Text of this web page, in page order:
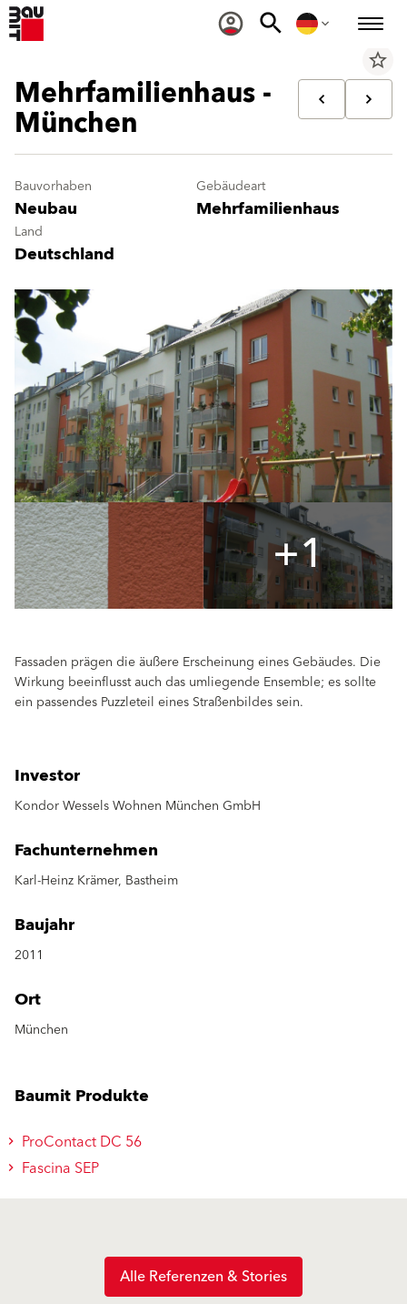
star_border
Mehrfamilienhaus -
München
Bauvorhaben
Neubau
Gebäudeart
Mehrfamilienhaus
Land
Deutschland
+1
Fassaden prägen die äußere Erscheinung eines Gebäudes. Die
Wirkung beeinflusst auch das umliegende Ensemble; es sollte
ein passendes Puzzleteil eines Straßenbildes sein.
Investor
Kondor Wessels Wohnen München GmbH
Fachunternehmen
Karl-Heinz Krämer, Bastheim
Baujahr
2011
Ort
München
Baumit Produkte
ProContact DC 56
Fascina SEP
Alle Referenzen & Stories